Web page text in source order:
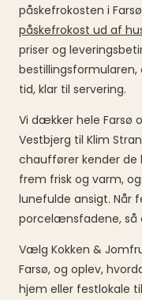
påskefrokosten i
påskefrokost ud af
priser og
tid, klar til servering.
Vi dækker hele Farsø
Vestbjerg til Klim
chauffører kender de
frem frisk og varm,
lunefulde ansigt. Når
porcelænsfadene, så
Vælg Kokken &
Farsø, og oplev,
hjem eller festlokale